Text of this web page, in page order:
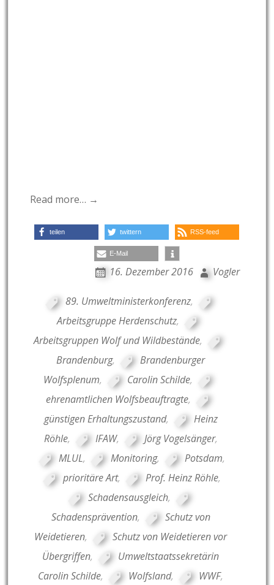
Read more… →
teilen twittern RSS-feed
E-Mail
16. Dezember 2016 Vogler
89. Umweltministerkonferenz,
Arbeitsgruppe Herdenschutz,
Arbeitsgruppen Wolf und Wildbestände,
Brandenburg,
Brandenburger
Wolfsplenum, Carolin Schilde,
ehrenamtlichen Wolfsbeauftragte,
günstigen Erhaltungszustand,
Heinz
Röhle, IFAW, Jörg Vogelsänger,
MLUL, Monitoring, Potsdam,
prioritäre Art, Prof. Heinz Röhle,
Schadensausgleich,
Schadensprävention,
Schutz von
Weidetieren,
Schutz von Weidetieren vor
Übergriffen,
Umweltstaatssekretärin
Carolin Schilde, Wolfsland, WWF,